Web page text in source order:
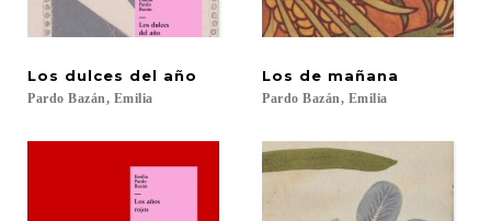
Los dulces del año
Pardo Bazán, Emilia
Los de mañana
Pardo Bazán, Emilia